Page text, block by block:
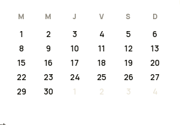
aluminium. Le
qui garantit une
Une trappe
descendre de la
La charge
d'un
M M J V S D
1 2 3 4 5
6
8 9 10 11 12
13
15 16 17 18 19
20
22 23 24 25 26
27
29 30 1 2 3 4